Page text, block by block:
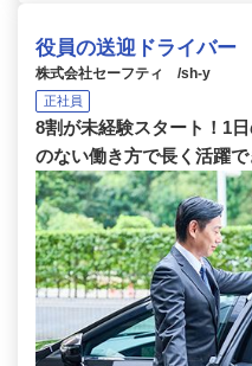
役員の送迎ドライバー
株式会社セーフティ /sh-y
正社員
8割が未経験スタート！1
のない働き方で長く活躍で